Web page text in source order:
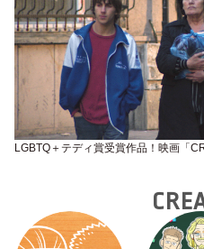
LGBTQ＋テディ賞受賞作品！映画「